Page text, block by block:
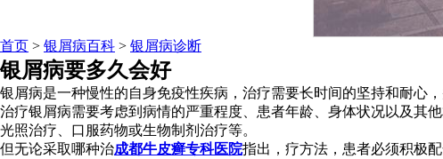
首页 > 银屑病百科 > 银屑病诊断
银屑病要多久会好
银屑病是一种慢性的自身免疫性疾病，治疗需要长时间的坚持和耐心
治疗银屑病需要考虑到病情的严重程度、患者年龄、身体状况以及其
光照治疗、口服药物或生物制剂治疗等。
但无论采取哪种治成都牛皮癣专科医院指出，疗方法，患者必须积极